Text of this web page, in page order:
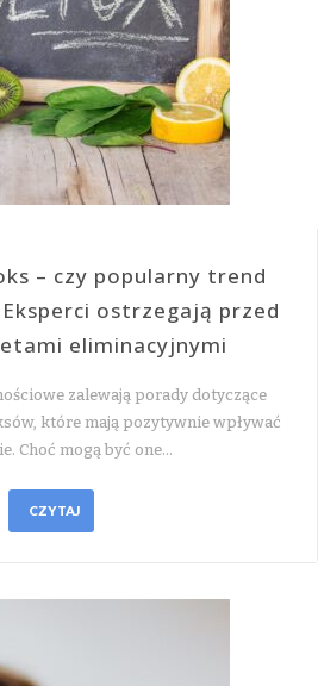
– czy popularny trend
ostrzegają przed
eliminacyjnymi
zalewają porady dotyczące
które mają pozytywnie wpływać
Choć mogą być one…
CZYTAJ